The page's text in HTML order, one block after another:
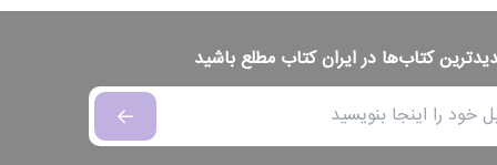
کتاب‌ها در ایران کتاب مطلع باشید